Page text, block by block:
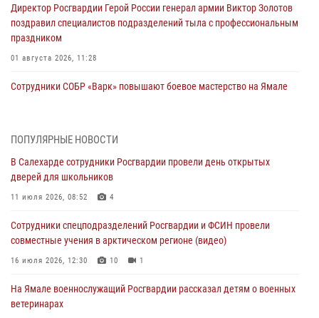
Директор Росгвардии Герой России генерал армии Виктор Золотов
поздравил специалистов подразделений тыла с профессиональным
праздником
01 августа 2026, 11:28
Сотрудники СОБР «Варк» повышают боевое мастерство на Ямале
Офицеры спецназа Росгвардии провели практическое занятие для
29 июля 2026, 10:42
В Уральском округе Росгвардии состоялось заседание
29 июля 2026, 10:39
Сотрудники СОБР «Варк» приняли участие в чемпионате Уральского
ПОПУЛЯРНЫЕ НОВОСТИ
В Салехарде сотрудники Росгвардии провели день открытых
дверей для школьников
11 июля 2026, 08:52 4
Сотрудники спецподразделений Росгвардии и ФСИН провели
совместные учения в арктическом регионе (видео)
16 июля 2026, 12:30 10 1
На Ямале военнослужащий Росгвардии рассказал детям о военных
ветеринарах